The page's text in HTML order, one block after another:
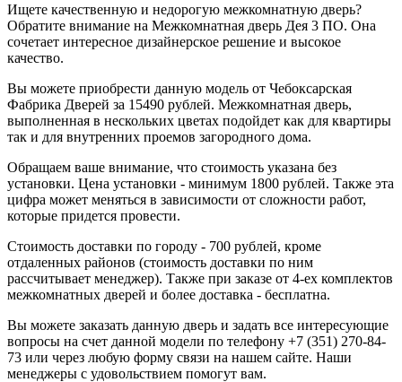
Ищете качественную и недорогую межкомнатную дверь?
Обратите внимание на Межкомнатная дверь Дея 3 ПО. Она
сочетает интересное дизайнерское решение и высокое
качество.
Вы можете приобрести данную модель от Чебоксарская
Фабрика Дверей за 15490 рублей. Межкомнатная дверь,
выполненная в нескольких цветах подойдет как для квартиры
так и для внутренних проемов загородного дома.
Обращаем ваше внимание, что стоимость указана без
установки. Цена установки - минимум 1800 рублей. Также эта
цифра может меняться в зависимости от сложности работ,
которые придется провести.
Стоимость доставки по городу - 700 рублей, кроме
отдаленных районов (стоимость доставки по ним
рассчитывает менеджер). Также при заказе от 4-ех комплектов
межкомнатных дверей и более доставка - бесплатна.
Вы можете заказать данную дверь и задать все интересующие
вопросы на счет данной модели по телефону +7 (351) 270-84-
73 или через любую форму связи на нашем сайте. Наши
менеджеры с удовольствием помогут вам.